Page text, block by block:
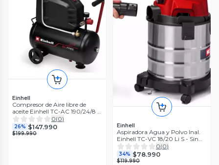
Einhell
Compresor de Aire libre de
aceite Einhell TC-AC 190/24/8 I
OF
0(0)
26% $147.990
$199.990
Einhell
Aspiradora Agua y Polvo Inal.
Einhell TC-VC 18/20 Li S - Sin
Baterías
0(0)
34% $78.990
$119.990